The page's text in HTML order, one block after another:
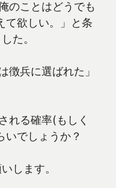
のことはどうでも
て欲しい。」と条
た。
徴兵に選ばれた」
れる確率(もしく
いでしょうか？
します。